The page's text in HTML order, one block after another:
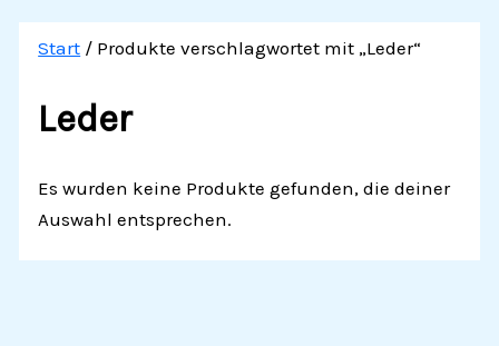
Start / Produkte verschlagwortet mit „Leder“
Leder
Es wurden keine Produkte gefunden, die deiner
Auswahl entsprechen.